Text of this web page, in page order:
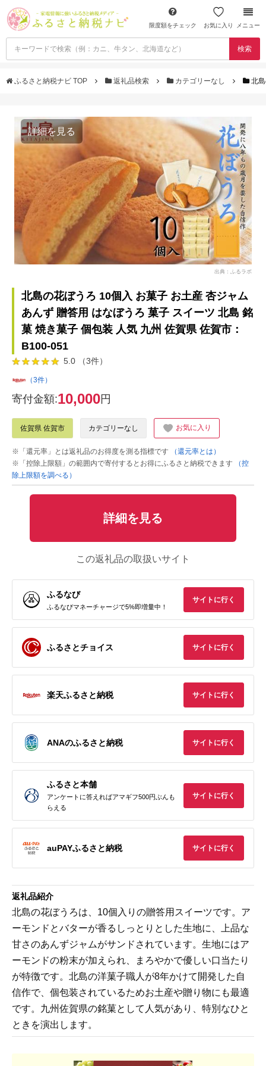
限度額をチェック お気に入り メニュー
検索
ふるさと納税ナビ TOP 返礼品検索 カテゴリーなし 北
詳細を見る
出典：ふるラボ
北島の花ぼうろ 10個入 お菓子 お土産 杏ジャム
あんず 贈答用 はなぼうろ 菓子 スイーツ 北島 銘
菓 焼き菓子 個包装 人気 九州 佐賀県 佐賀市：
B100-051
5.0 （3件）
（3件）
寄付金額:10,000円
佐賀県 佐賀市 カテゴリーなし お気に入り
※「還元率」とは返礼品のお得度を測る指標です
（還元率とは）
※「控除上限額」の範囲内で寄付するとお得にふるさと納税できます
（控
除上限額を調べる）
詳細を見る
この返礼品の取扱いサイト
ふるなび
ふるなびマネーチャージで5%即増量中！
サイトに行く
ふるさとチョイス サイトに行く
楽天ふるさと納税 サイトに行く
ANAのふるさと納税 サイトに行く
ふるさと本舗
アンケートに答えればアマギフ500円ぶんも
らえる
サイトに行く
auPAYふるさと納税 サイトに行く
返礼品紹介
北島の花ぼうろは、10個入りの贈答用スイーツです。ア
ーモンドとバターが香るしっとりとした生地に、上品な
甘さのあんずジャムがサンドされています。生地にはア
ーモンドの粉末が加えられ、まろやかで優しい口当たり
が特徴です。北島の洋菓子職人が8年かけて開発した自
信作で、個包装されているためお土産や贈り物にも最適
です。九州佐賀県の銘菓として人気があり、特別なひと
ときを演出します。